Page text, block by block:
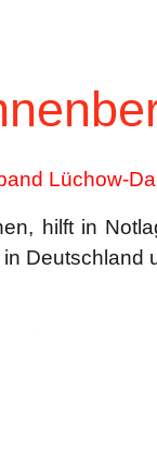
Lüchow-
hilft in
Deutschland